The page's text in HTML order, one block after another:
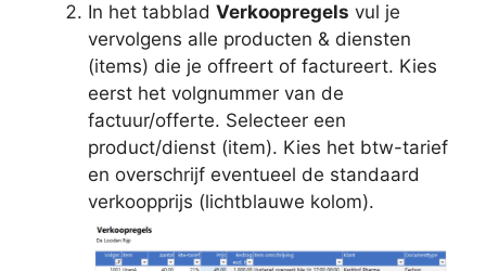
In het tabblad Verkoopregels vul je
vervolgens alle producten & diensten
(items) die je offreert of factureert. Kies
eerst het volgnummer van de
factuur/offerte. Selecteer een
product/dienst (item). Kies het btw-tarief
en overschrijf eventueel de standaard
verkoopprijs (lichtblauwe kolom).